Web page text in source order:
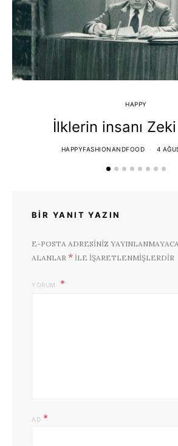
HAPPY
İlklerin insanı
HAPPYFASHIONANDFOOD 4
BIR YANIT YAZIN
E-POSTA ADRESINIZ
ALANLAR * ILE IŞARETLENMIŞLERDIR
YORUM
AD *